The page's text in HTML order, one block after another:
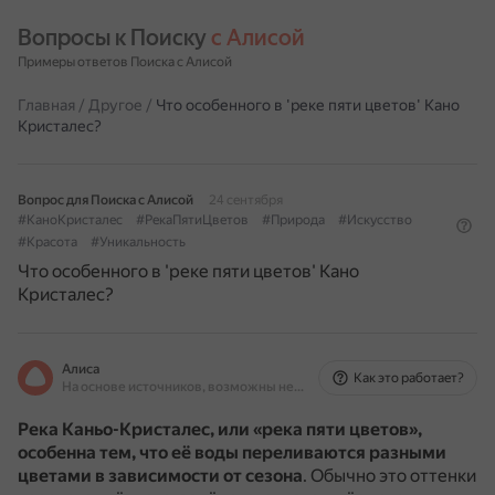
Вопросы к Поиску с Алисой
Примеры ответов Поиска с Алисой
Главная / Другое / Что особенного в 'реке пяти цветов' Кано
Кристалес?
Вопрос для Поиска с Алисой
24 сентября
#КаноКристалес
#РекаПятиЦветов #Природа
#Искусство
#Красота
#Уникальность
Что особенного в 'реке пяти цветов' Кано
Кристалес?
Алиса
На основе источников, возможны неточности
Как это работает?
Река Каньо-Кристалес, или «река пяти цветов»,
особенна тем, что её воды переливаются разными
цветами в зависимости от сезона. Обычно это оттенки